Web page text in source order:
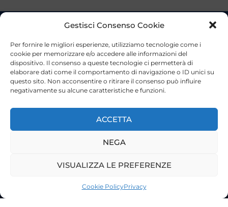
Gestisci Consenso Cookie
Per fornire le migliori esperienze, utilizziamo tecnologie come i
cookie per memorizzare e/o accedere alle informazioni del
dispositivo. Il consenso a queste tecnologie ci permetterà di
elaborare dati come il comportamento di navigazione o ID unici su
questo sito. Non acconsentire o ritirare il consenso può influire
negativamente su alcune caratteristiche e funzioni.
ACCETTA
NEGA
VISUALIZZA LE PREFERENZE
Cookie PolicyPrivacy